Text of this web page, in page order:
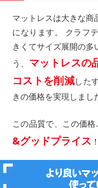
マットレスは大きな商
になります。 クラフ
きくてサイズ展開の
う、 マットレスの
コストを削減した
きの価格を実現しまし
この品質で、この価
&グッドプライス ！